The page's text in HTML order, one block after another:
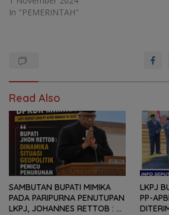
In "PEMERINTAH"
Read Also
SAMBUTAN BUPATI MIMIKA
PADA PARIPURNA PENUTUPAN
LKPJ, JOHANNES RETTOB :
LKPJ
PP-